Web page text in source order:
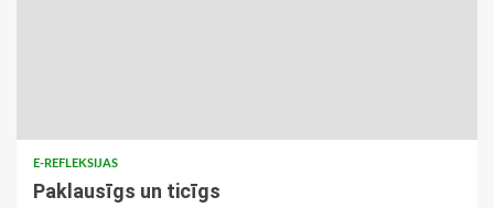
E-REFLEKSIJAS
Paklausīgs un ticīgs